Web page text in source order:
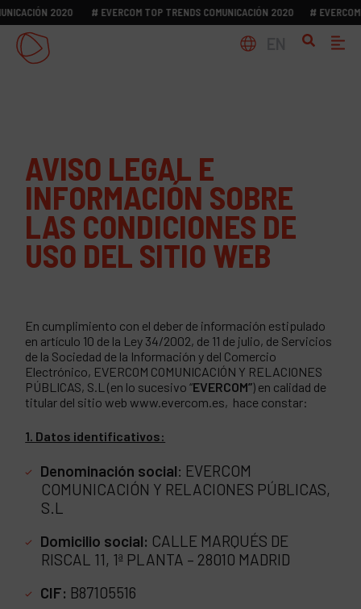
2020 # EVERCOM TOP TRENDS COMUNICACIÓN 2020 # EVERCOM
AVISO LEGAL E
INFORMACIÓN SOBRE
LAS CONDICIONES DE
USO DEL SITIO WEB
En cumplimiento con el deber de información estipulado
en artículo 10 de la Ley 34/2002, de 11 de julio, de Servicios
de la Sociedad de la Información y del Comercio
Electrónico, EVERCOM COMUNICACIÓN Y RELACIONES
PÚBLICAS, S.L (en lo sucesivo “EVERCOM”) en calidad de
titular del sitio web www.evercom.es, hace constar:
1. Datos identificativos:
Denominación social: EVERCOM
COMUNICACIÓN Y RELACIONES PÚBLICAS,
S.L
Domicilio social: CALLE MARQUÉS DE
RISCAL 11, 1ª PLANTA – 28010 MADRID
CIF: B87105516